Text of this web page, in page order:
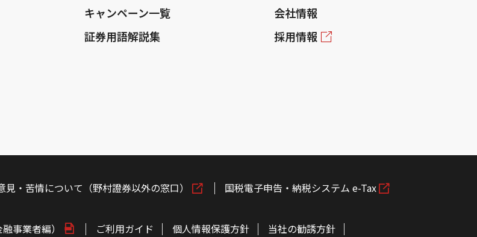
キャンペーン一覧
証券用語解説集
会社情報
採用情報
見・苦情について（野村證券以外の窓口） 国税電子申告・納税システム e-Tax
事業者編） ご利用ガイド 個人情報保護方針
当社の勧誘方針